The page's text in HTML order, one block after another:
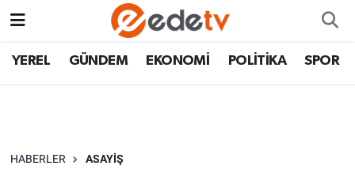
YEREL GÜNDEM EKONOMİ POLİTİKA SPOR
HABERLER ASAYİŞ